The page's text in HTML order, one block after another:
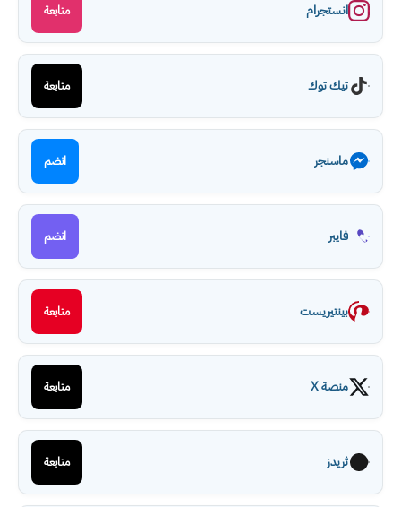
انستجرام متابعة
تيك توك متابعة
ماسنجر انضم
فايبر انضم
بينتيريست متابعة
منصة X متابعة
ثريدز متابعة